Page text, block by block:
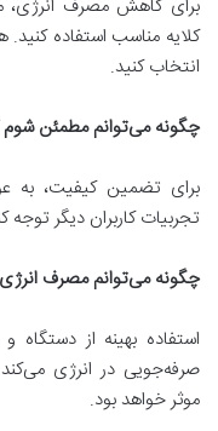
برای کاهش مصرف انرژی،
کلایه مناسب استفاده
انتخاب کنید.
چگونه می‌توانم مطمئن
برای تضمین کیفیت، به
تجربیات کاربران دیگر توجه
چگونه می‌توانم مصرف
استفاده بهینه از
صرفه‌جویی در انرژی
موثر خواهد بود.